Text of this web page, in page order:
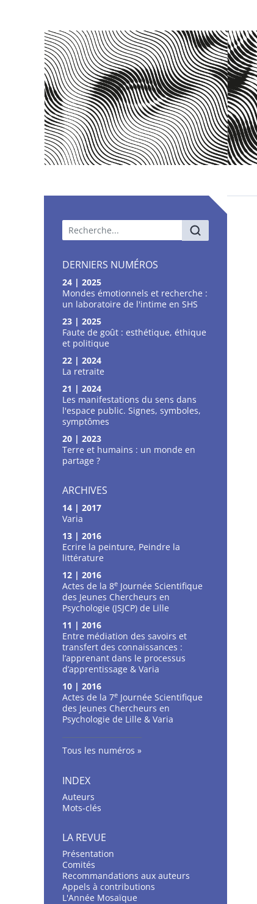
Menu principal
DERNIERS NUMÉROS
24 | 2025
Mondes émotionnels et recherche :
un laboratoire de l'intime en SHS
23 | 2025
Faute de goût : esthétique, éthique
et politique
22 | 2024
La retraite
21 | 2024
Les manifestations du sens dans
l'espace public. Signes, symboles,
symptômes
20 | 2023
Terre et humains : un monde en
partage ?
ARCHIVES
14 | 2017
Varia
13 | 2016
Ecrire la peinture, Peindre la
littérature
12 | 2016
Actes de la 8e Journée Scientifique
des Jeunes Chercheurs en
Psychologie (JSJCP) de Lille
11 | 2016
Entre médiation des savoirs et
transfert des connaissances :
l’apprenant dans le processus
d’apprentissage & Varia
10 | 2016
Actes de la 7e Journée Scientifique
des Jeunes Chercheurs en
Psychologie de Lille & Varia
Tous les numéros
INDEX
Auteurs
Mots-clés
LA REVUE
Présentation
Comités
Recommandations aux auteurs
Appels à contributions
L'Année Mosaïque